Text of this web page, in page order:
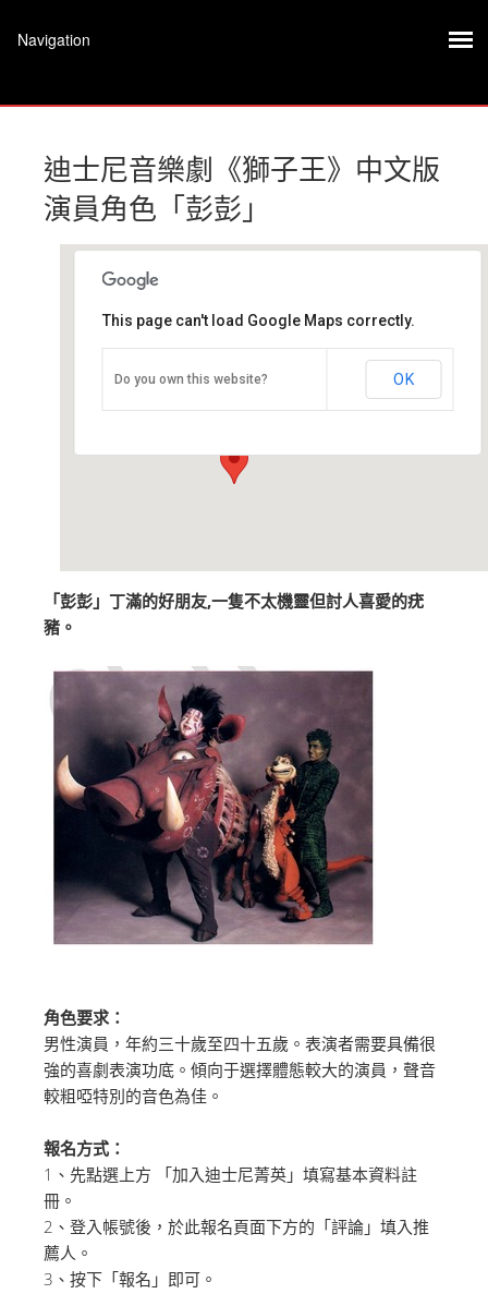
迪士尼音樂劇《獅子王》中文版
演員角色「彭彭」
台北市文山區景文街32號 - 台北市
This page can't load Google Maps correctly.
Do you own this website? OK
「彭彭」丁滿的好朋友,一隻不太機靈但討人喜愛的疣
豬。
角色要求：
男性演員，年約三十歲至四十五歲。表演者需要具備很
強的喜劇表演功底。傾向于選擇體態較大的演員，聲音
較粗啞特別的音色為佳。
報名方式：
1、先點選上方 「加入迪士尼菁英」填寫基本資料註
冊。
2、登入帳號後，於此報名頁面下方的「評論」填入推
薦人。
3、按下「報名」即可。